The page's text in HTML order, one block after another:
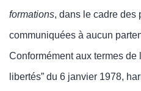
formations, dans le cadre des
communiquées à aucun
Conformément aux termes de
libertés” du 6 janvier 1978,